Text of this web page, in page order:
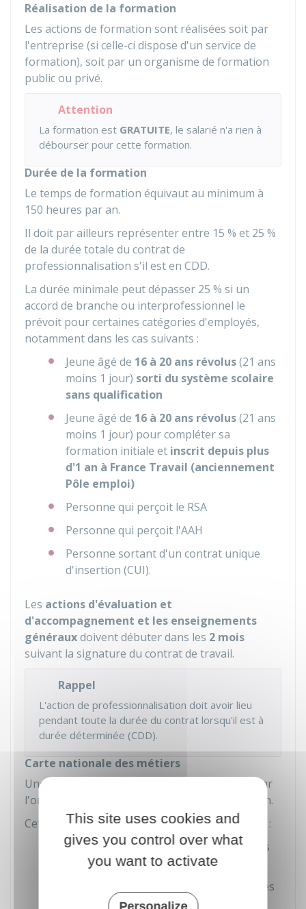
Réalisation de la formation
Les actions de formation sont réalisées soit par
l'entreprise (si celle-ci dispose d'un service de
formation), soit par un organisme de formation
public ou privé.
Attention
La formation est GRATUITE, le salarié n'a rien à
débourser pour cette formation.
Durée de la formation
Le temps de formation équivaut au minimum à
150 heures par an.
Il doit par ailleurs représenter entre 15 % et 25 %
de la durée totale du contrat de
professionnalisation s'il est en CDD.
La durée minimale peut dépasser 25 % si un
accord de branche ou interprofessionnel le
prévoit pour certaines catégories d'employés,
notamment dans les cas suivants :
Jeune âgé de 16 à 20 ans révolus(21 ans
moins 1 jour) sorti du système scolaire
sans qualification
Jeune âgé de 16 à 20 ans révolus(21 ans
moins 1 jour) pour compléter sa
formation initiale et inscrit depuis plus
d'1 an à France Travail (anciennement
Pôle emploi)
Personne qui perçoit le RSA
Personne qui perçoit l'AAH
Personne sortant d'un contrat unique
d'insertion (CUI).
Les actions d'évaluation et
d'accompagnement et les enseignements
générauxdoivent débuter dans les 2 mois
suivant la signature du contrat de travail.
Rappel
L'action de professionnalisation doit avoir lieu
pendant toute la durée du contrat lorsqu'il est à
durée déterminée (CDD).
Carte nationale des métiers
Une
est délivrée par
l'organisme ou le service chargé de la formation.
Cette carte peut donner les avantages suivants :
Accès aux restaurants et hébergements
universitaires
Bénéfice de réductions pour des activités
de loisirs et sportives (sport, cinéma,
This site uses cookies and
gives you control over what
you want to activate
Personalize